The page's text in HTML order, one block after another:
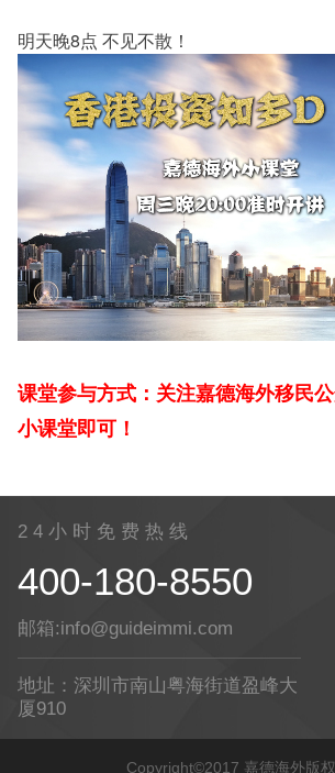
明天晚8点 不见不散！
课堂参与方式：关注嘉德海外移民
小课堂即可！
2 4 小 时 免 费 热 线
400-180-8550
邮箱:info@guideimmi.com
地址：深圳市南山粤海街道盈峰大
厦910
Copyright©2017 嘉德海外版